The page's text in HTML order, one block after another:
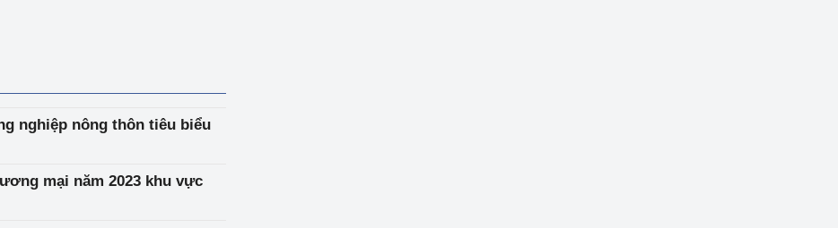
nghiệp nông thôn tiêu biểu
mại năm 2023 khu vực